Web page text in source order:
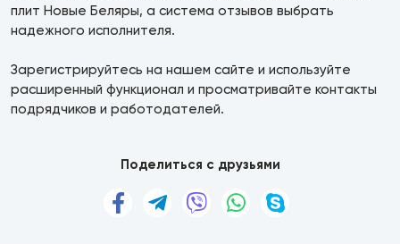
плит Новые Беляры, а система отзывов выбрать
надежного исполнителя.
Зарегистрируйтесь на нашем сайте и используйте
расширенный функционал и просматривайте контакты
подрядчиков и работодателей.
Поделиться с друзьями